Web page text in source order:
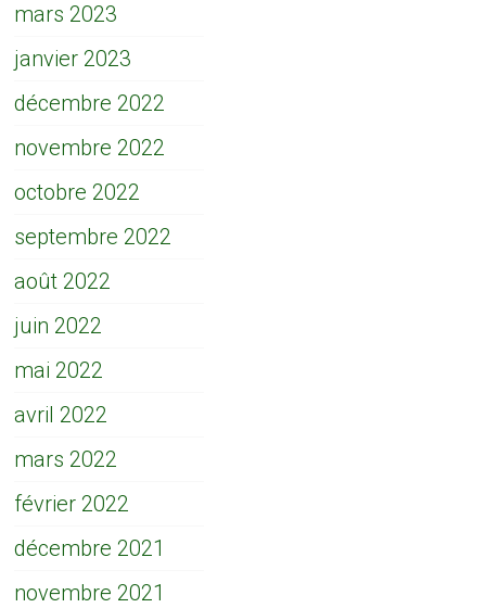
mars 2023
janvier 2023
décembre 2022
novembre 2022
octobre 2022
septembre 2022
août 2022
juin 2022
mai 2022
avril 2022
mars 2022
février 2022
décembre 2021
novembre 2021